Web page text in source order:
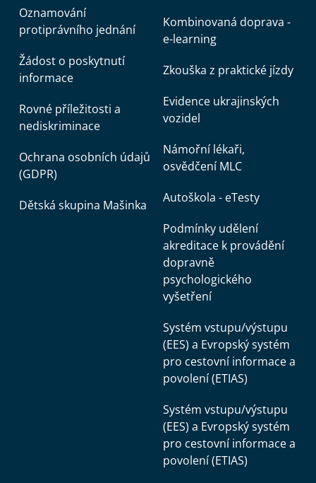
Oznamování
protiprávního jednání
Žádost o poskytnutí
informace
Rovné příležitosti a
nediskriminace
Ochrana osobních údajů
(GDPR)
Dětská skupina Mašinka
Kombinovaná doprava -
e-learning
Zkouška z praktické jízdy
Evidence ukrajinských
vozidel
Námořní lékaři,
osvědčení MLC
Autoškola - eTesty
Podmínky udělení
akreditace k provádění
dopravně
psychologického
vyšetření
Systém vstupu/výstupu
(EES) a Evropský systém
pro cestovní informace a
povolení (ETIAS)
Systém vstupu/výstupu
(EES) a Evropský systém
pro cestovní informace a
povolení (ETIAS)